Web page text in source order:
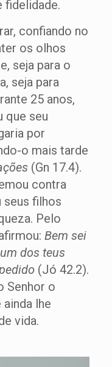
fidelidade.
confiando no
os olhos
seja para o
seja para
25 anos,
que seu
por
o mais tarde
(Gn 17.4).
contra
seus filhos
Pelo
Bem sei
dos teus
(Jó 42.2).
Senhor o
lhe
vida.